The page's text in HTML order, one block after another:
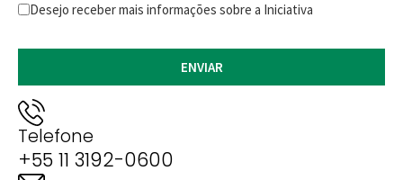
Desejo receber mais informações sobre a Iniciativa
Telefone
+55 11 3192-0600